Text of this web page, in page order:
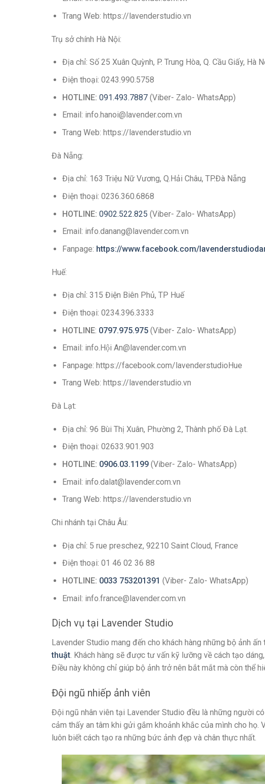
Trang Web: https://lavenderstudio.vn
Trụ sở chính Hà Nội:
Địa chỉ: Số 25 Xuân Quỳnh, P. Trung Hòa, Q. Cầu Giấy, Hà
Điện thoại: 0243.990.5758
HOTLINE: 091.493.7887(Viber- Zalo- WhatsApp)
Email: info.hanoi@lavender.com.vn
Trang Web: https://lavenderstudio.vn
Đà Nẵng:
Địa chỉ: 163 Triệu Nữ Vương, Q.Hải Châu, TP.Đà Nẵng
Điện thoại: 0236.360.6868
HOTLINE: 0902.522.825 (Viber- Zalo- WhatsApp)
Email: info.danang@lavender.com.vn
Fanpage: https://www.facebook.com/
Huế:
Địa chỉ: 315 Điện Biên Phủ, TP Huế
Điện thoại: 0234.396.3333
HOTLINE: 0797.975.975(Viber- Zalo- WhatsApp)
Email: info.Hội An@lavender.com.vn
Fanpage: https://facebook.com/lavenderstudioHue
Trang Web: https://lavenderstudio.vn
Đà Lạt:
Địa chỉ: 96 Bùi Thị Xuân, Phường 2, Thành phố Đà Lạt.
Điện thoại: 02633.901.903
HOTLINE: 0906.03.1199(Viber- Zalo- WhatsApp)
Email: info.dalat@lavender.com.vn
Trang Web: https://lavenderstudio.vn
Chi nhánh tại Châu Âu:
Địa chỉ: 5 rue preschez, 92210 Saint Cloud, France
Điện thoại: 01 46 02 36 88
HOTLINE: 0033 753201391 (Viber- Zalo- WhatsApp)
Email: info.france@lavender.com.vn
Dịch vụ tại Lavender Studio
Lavender Studio mang đến cho khách hàng những bộ ảnh
thuật. Khách hàng sẽ được tư vấn kỹ lưỡng về cách tạo
Điều này không chỉ giúp bộ ảnh trở nên bắt mắt mà còn thể
Đội ngũ nhiếp ảnh viên
Đội ngũ nhân viên tại Lavender Studio đều là những người
cảm thấy an tâm khi gửi gắm khoảnh khắc của mình cho
luôn biết cách tạo ra những bức ảnh đẹp và chân thực nhất.